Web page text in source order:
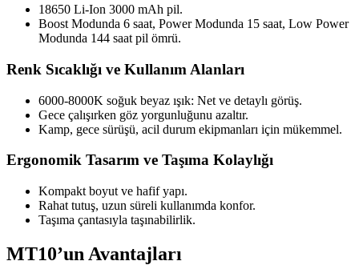
18650 Li-Ion 3000 mAh pil.
Boost Modunda 6 saat, Power Modunda 15 saat, Low Power
Modunda 144 saat pil ömrü.
Renk Sıcaklığı ve Kullanım Alanları
6000-8000K soğuk beyaz ışık: Net ve detaylı görüş.
Gece çalışırken göz yorgunluğunu azaltır.
Kamp, gece sürüşü, acil durum ekipmanları için mükemmel.
Ergonomik Tasarım ve Taşıma Kolaylığı
Kompakt boyut ve hafif yapı.
Rahat tutuş, uzun süreli kullanımda konfor.
Taşıma çantasıyla taşınabilirlik.
MT10’un Avantajları